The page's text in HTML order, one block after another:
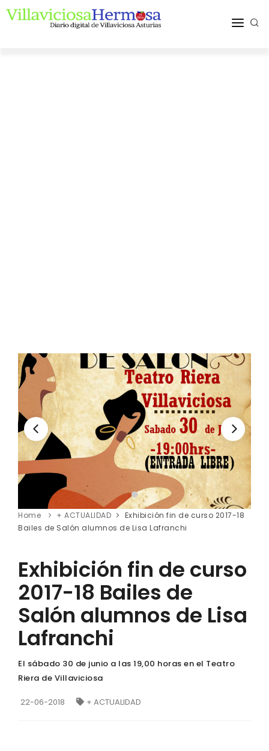
Home + ACTUALIDAD
Exhibición fin de curso 2017-18
Bailes de Salón alumnos de Lisa Lafranchi
Exhibición fin de curso
2017-18 Bailes de
Salón alumnos de Lisa
Lafranchi
El sábado 30 de junio a las 19,00 horas en el Teatro
Riera de Villaviciosa
22-06-2018 + ACTUALIDAD